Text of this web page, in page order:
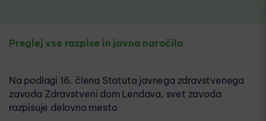
Na podlagi 16. člena Statuta javnega zdravstvenega
zavoda Zdravstveni dom Lendava, svet zavoda
razpisuje delovno mesto
Preglej vse razpise in javna naročila